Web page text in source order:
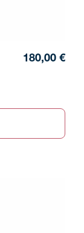
180,00 €